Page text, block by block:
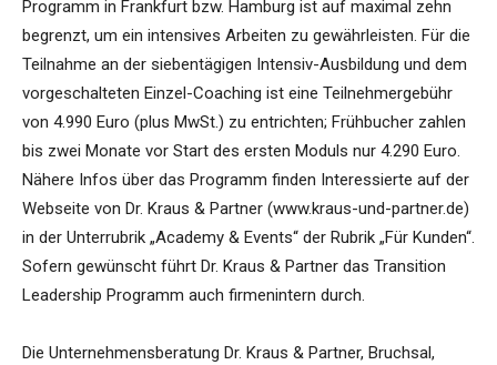
Programm in Frankfurt bzw. Hamburg ist auf maximal zehn
begrenzt, um ein intensives Arbeiten zu gewährleisten. Für die
Teilnahme an der siebentägigen Intensiv-Ausbildung und dem
vorgeschalteten Einzel-Coaching ist eine Teilnehmergebühr
von 4.990 Euro (plus MwSt.) zu entrichten; Frühbucher zahlen
bis zwei Monate vor Start des ersten Moduls nur 4.290 Euro.
Nähere Infos über das Programm finden Interessierte auf der
Webseite von Dr. Kraus & Partner (www.kraus-und-partner.de)
in der Unterrubrik „Academy & Events“ der Rubrik „Für Kunden“.
Sofern gewünscht führt Dr. Kraus & Partner das Transition
Leadership Programm auch firmenintern durch.
Die Unternehmensberatung Dr. Kraus & Partner, Bruchsal,